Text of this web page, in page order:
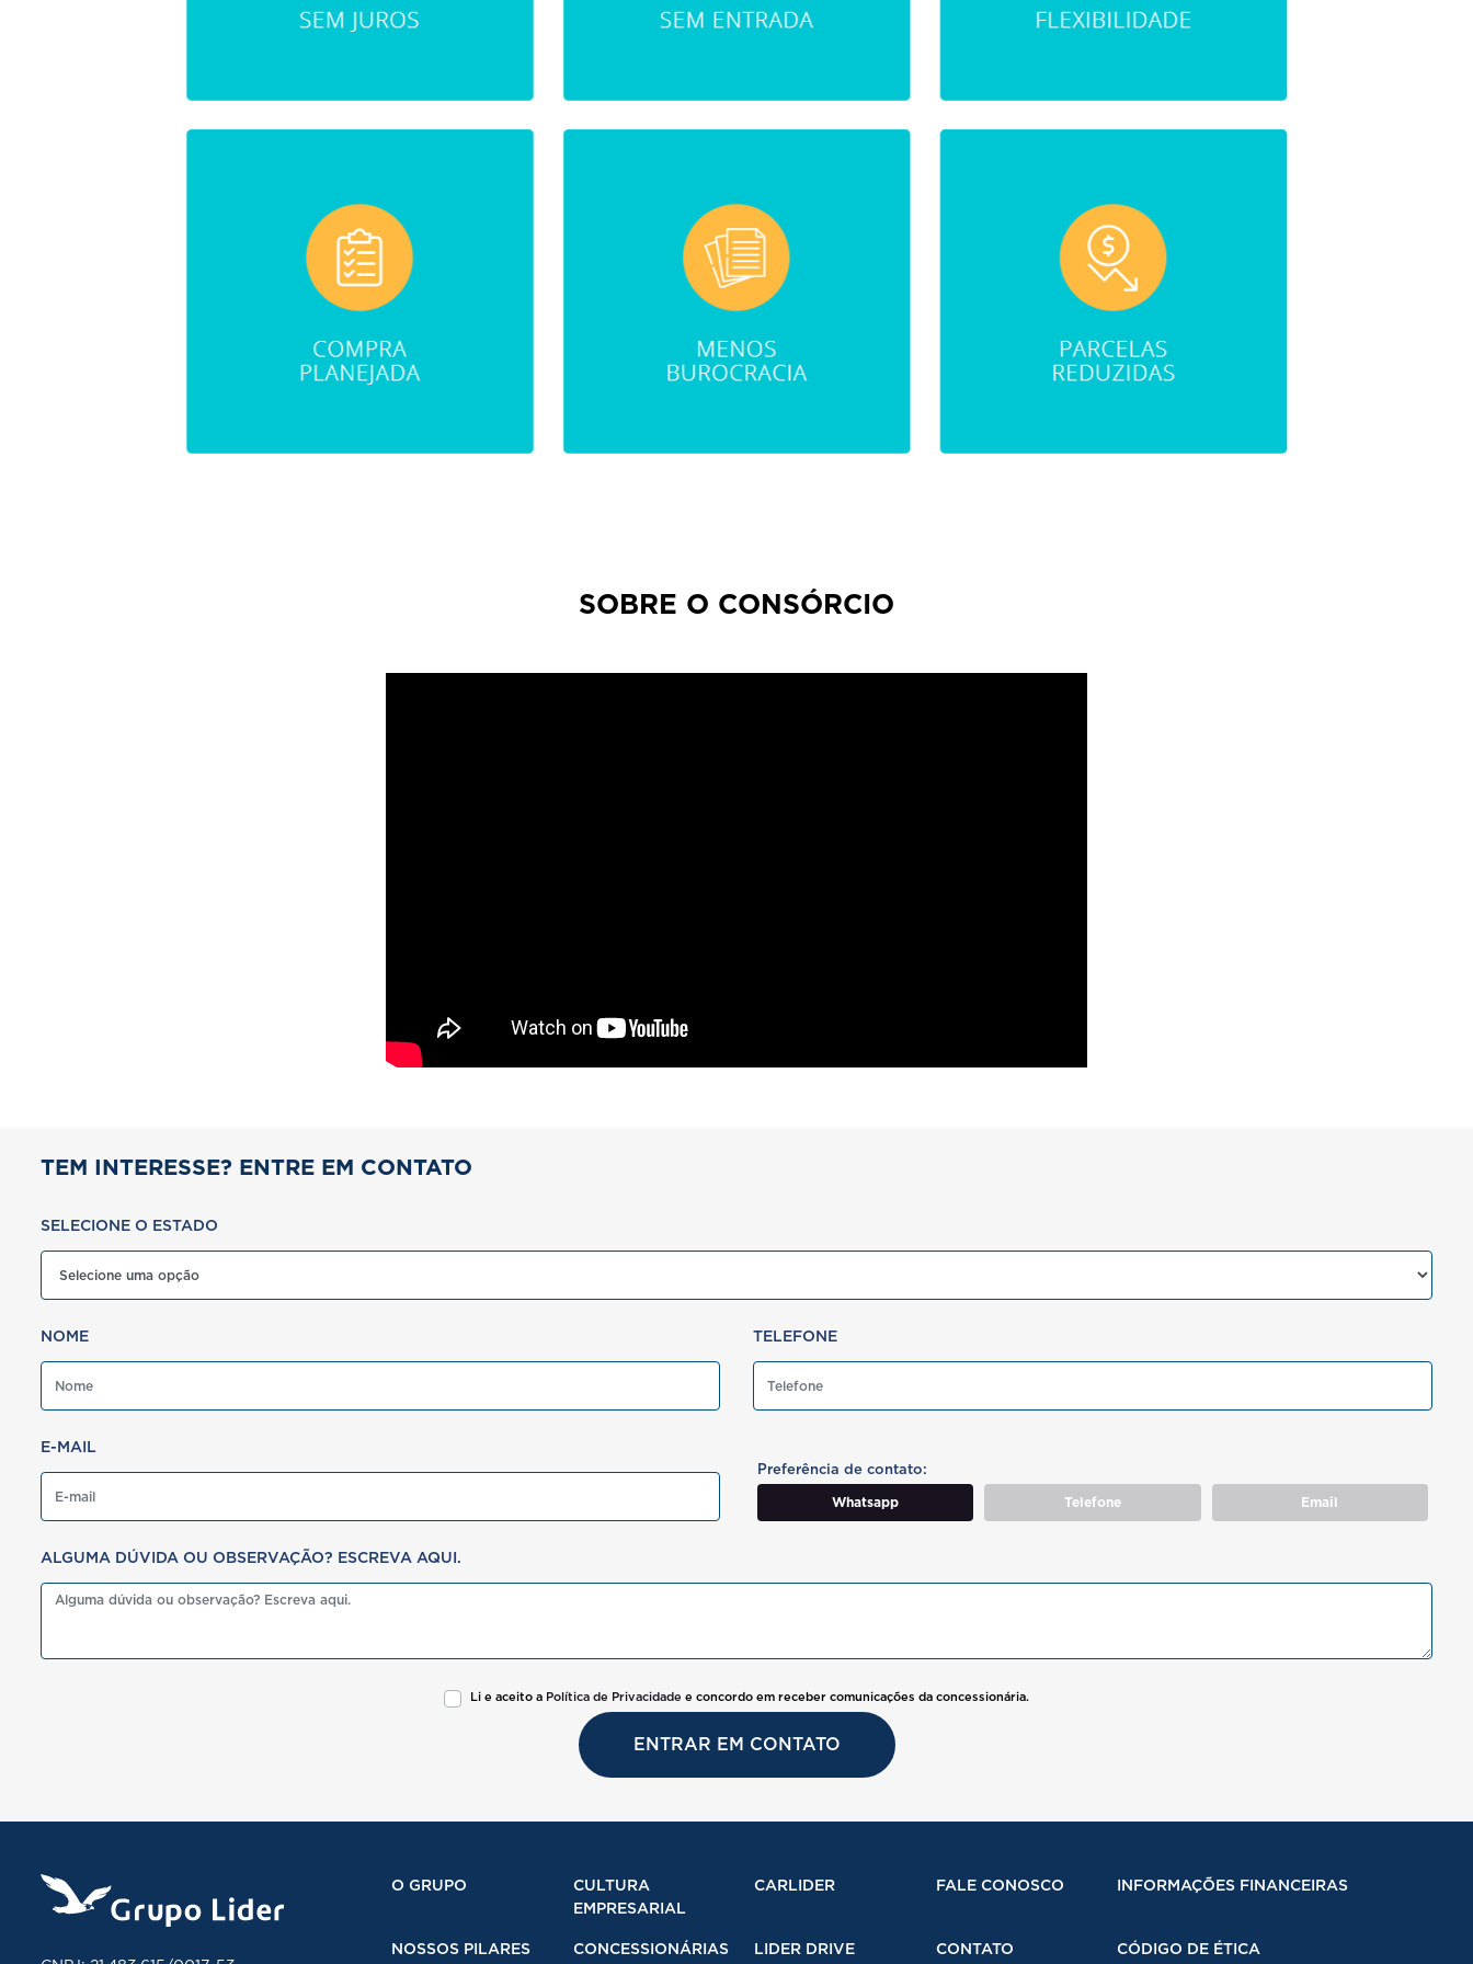
SOBRE O CONSÓRCIO
TEM INTERESSE? ENTRE EM CONTATO
SELECIONE O ESTADO
NOME TELEFONE
E-MAIL
Preferência de contato:
Whatsapp
Telefone Email
ALGUMA DÚVIDA OU OBSERVAÇÃO? ESCREVA AQUI.
Li e aceito a Política de Privacidade e concordo em receber comunicações da concessionária.
ENTRAR EM CONTATO
O GRUPO
NOSSOS PILARES
CULTURA
EMPRESARIAL
CONCESSIONÁRIAS
CARLIDER
LIDER DRIVE
FALE CONOSCO
CONTATO
INFORMAÇÕES FINANCEIRAS
CÓDIGO DE ÉTICA